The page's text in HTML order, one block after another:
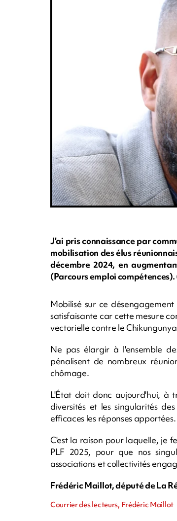
J'ai pris connaissance par
mobilisation des élus
décembre 2024, en
(Parcours emploi
Mobilisé sur ce
satisfaisante car cette mesure
vectorielle contre le
Ne pas élargir à l'ensemble
pénalisent de nombreux
chômage.
L'État doit donc aujourd'hui, à
diversités et les singularités
efficaces les réponses apportées.
C'est la raison pour laquelle, je
PLF 2025, pour que nos
associations et collectivités
Frédéric Maillot, député de La
Courrier des lecteurs, Frédéric Maillot